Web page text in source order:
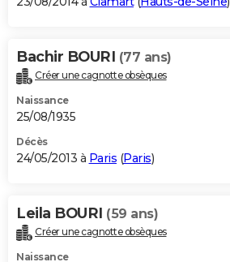
Bachir BOURI (77 ans)
Créer une cagnotte obsèques
Naissance
25/08/1935
Décès
24/05/2013 à Paris (Paris)
Leila BOURI (59 ans)
Créer une cagnotte obsèques
Naissance